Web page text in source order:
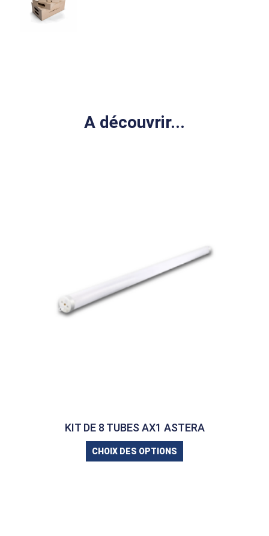
A découvrir...
KIT DE 8 TUBES AX1 ASTERA
CHOIX DES OPTIONS